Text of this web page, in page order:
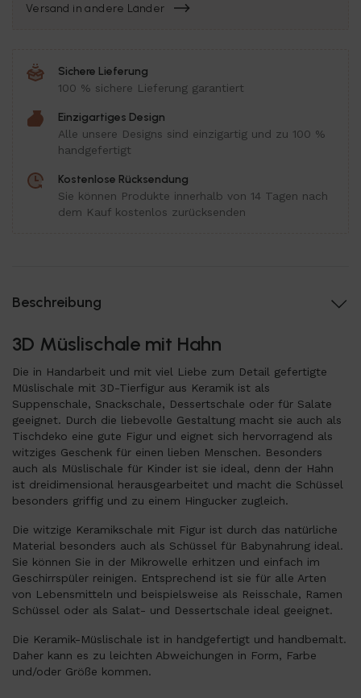
Versand in andere Länder
Sichere Lieferung
100 % sichere Lieferung garantiert
Einzigartiges Design
Alle unsere Designs sind einzigartig und zu 100 %
handgefertigt
Kostenlose Rücksendung
Sie können Produkte innerhalb von 14 Tagen nach
dem Kauf kostenlos zurücksenden
Beschreibung
3D Müslischale mit Hahn
Die in Handarbeit und mit viel Liebe zum Detail gefertigte
Müslischale mit 3D-Tierfigur aus Keramik ist als
Suppenschale, Snackschale, Dessertschale oder für Salate
geeignet. Durch die liebevolle Gestaltung macht sie auch als
Tischdeko eine gute Figur und eignet sich hervorragend als
witziges Geschenk für einen lieben Menschen. Besonders
auch als Müslischale für Kinder ist sie ideal, denn der Hahn
ist dreidimensional herausgearbeitet und macht die Schüssel
besonders griffig und zu einem Hingucker zugleich.
Die witzige Keramikschale mit Figur ist durch das natürliche
Material besonders auch als Schüssel für Babynahrung ideal.
Sie können Sie in der Mikrowelle erhitzen und einfach im
Geschirrspüler reinigen. Entsprechend ist sie für alle Arten
von Lebensmitteln und beispielsweise als Reisschale, Ramen
Schüssel oder als Salat- und Dessertschale ideal geeignet.
Die Keramik-Müslischale ist in handgefertigt und handbemalt.
Daher kann es zu leichten Abweichungen in Form, Farbe
und/oder Größe kommen.